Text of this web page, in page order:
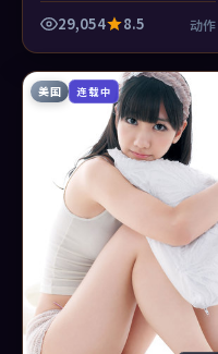
常见元素），火候刁钻（乌
29,054 8.5 动作
美国 连载中